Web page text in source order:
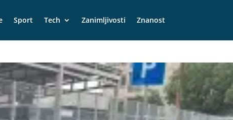
Sport Tech Zanimljivosti Znanost